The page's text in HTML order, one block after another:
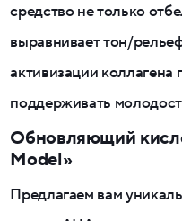
средство не только
выравнивает тон/
активизации коллагена
поддерживать
Обновляющий
Model»
Предлагаем вам